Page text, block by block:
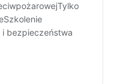
bezpieczeństwa